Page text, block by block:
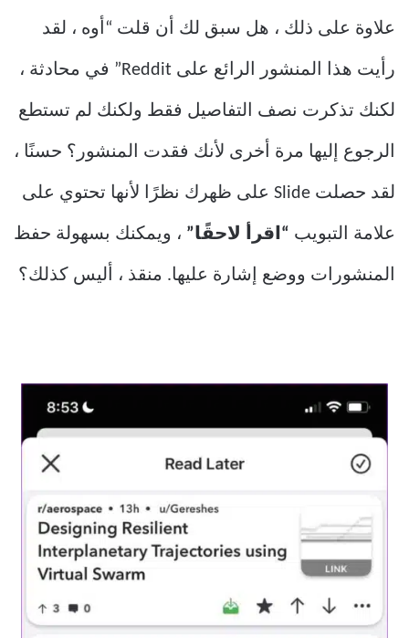
علاوة على ذلك ، هل سبق لك أن قلت “أوه ، لقد
رأيت هذا المنشور الرائع على Reddit” في محادثة ،
لكنك تذكرت نصف التفاصيل فقط ولكنك لم تستطع
الرجوع إليها مرة أخرى لأنك فقدت المنشور؟ حسنًا ،
لقد حصلت Slide على ظهرك نظرًا لأنها تحتوي على
علامة التبويب “اقرأ لاحقًا” ، ويمكنك بسهولة حفظ
المنشورات ووضع إشارة عليها. منقذ ، أليس كذلك؟